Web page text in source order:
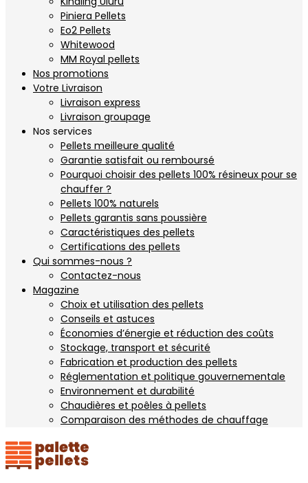
Piniera Pellets
Eo2 Pellets
Whitewood
MM Royal pellets
Nos promotions
Votre Livraison
Livraison express
Livraison groupage
Nos services
Pellets meilleure qualité
Garantie satisfait ou remboursé
Pourquoi choisir des pellets 100% résineux pour se
chauffer ?
Pellets 100% naturels
Pellets garantis sans poussière
Caractéristiques des pellets
Certifications des pellets
Qui sommes-nous ?
Contactez-nous
Magazine
Choix et utilisation des pellets
Conseils et astuces
Économies d’énergie et réduction des coûts
Stockage, transport et sécurité
Fabrication et production des pellets
Réglementation et politique gouvernementale
Environnement et durabilité
Chaudières et poêles à pellets
Comparaison des méthodes de chauffage